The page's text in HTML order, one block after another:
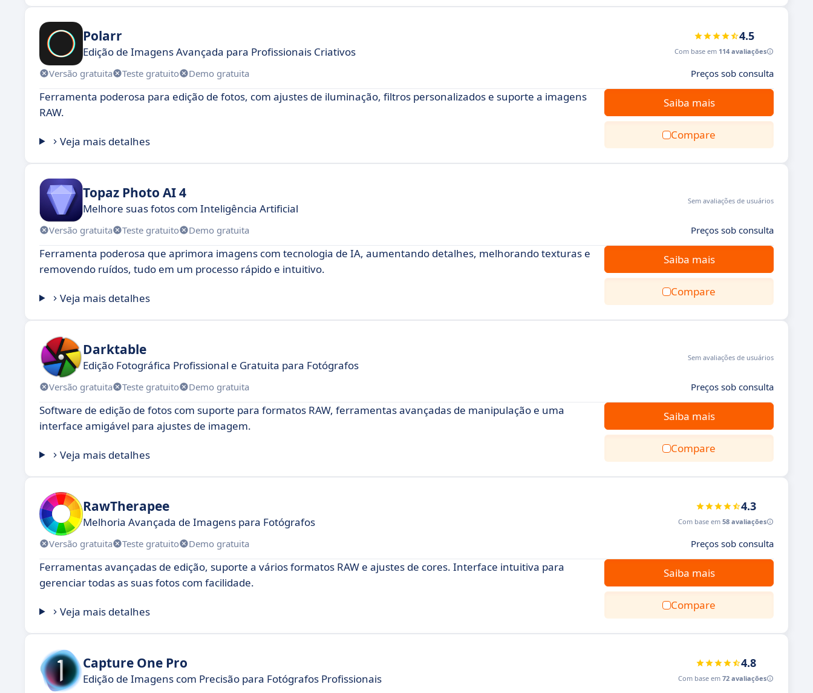
Polarr
Edição de Imagens Avançada para Profissionais Criativos
4.5
Com base em 114 avaliações
Versão gratuita Teste gratuito Demo gratuita Preços sob consulta
Ferramenta poderosa para edição de fotos, com ajustes de iluminação, filtros personalizados e suporte a imagens
RAW.
Veja mais detalhes
Saiba mais
Compare
Topaz Photo AI 4
Melhore suas fotos com Inteligência Artificial
Sem avaliações de usuários
Versão gratuita Teste gratuito Demo gratuita Preços sob consulta
Ferramenta poderosa que aprimora imagens com tecnologia de IA, aumentando detalhes, melhorando texturas e
removendo ruídos, tudo em um processo rápido e intuitivo.
Veja mais detalhes
Saiba mais
Compare
Darktable
Edição Fotográfica Profissional e Gratuita para Fotógrafos
Sem avaliações de usuários
Versão gratuita Teste gratuito Demo gratuita Preços sob consulta
Software de edição de fotos com suporte para formatos RAW, ferramentas avançadas de manipulação e uma
interface amigável para ajustes de imagem.
Veja mais detalhes
Saiba mais
Compare
RawTherapee
Melhoria Avançada de Imagens para Fotógrafos
4.3
Com base em 58 avaliações
Versão gratuita Teste gratuito Demo gratuita Preços sob consulta
Ferramentas avançadas de edição, suporte a vários formatos RAW e ajustes de cores. Interface intuitiva para
gerenciar todas as suas fotos com facilidade.
Veja mais detalhes
Saiba mais
Compare
Capture One Pro
Edição de Imagens com Precisão para Fotógrafos Profissionais
4.8
Com base em 72 avaliações